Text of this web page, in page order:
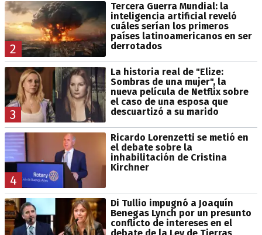
2
Tercera Guerra Mundial: la
inteligencia artificial reveló
cuáles serían los primeros
países latinoamericanos en ser
derrotados
3
La historia real de "Elize:
Sombras de una mujer", la
nueva película de Netflix sobre
el caso de una esposa que
descuartizó a su marido
4
Ricardo Lorenzetti se metió en
el debate sobre la
inhabilitación de Cristina
Kirchner
Di Tullio impugnó a Joaquín
Benegas Lynch por un presunto
conflicto de intereses en el